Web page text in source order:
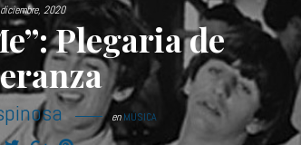
2020
Plegaria de
enMÚSICA